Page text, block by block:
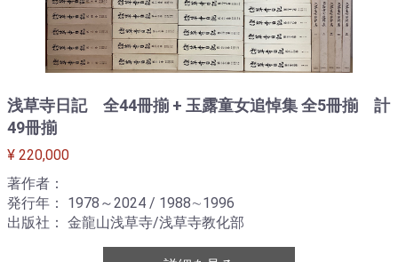
浅草寺日記 全44冊揃 + 玉露童女追悼集 全5冊揃 計
49冊揃
¥ 220,000
著作者：
発行年： 1978～2024 / 1988∼1996
出版社： 金龍山浅草寺/浅草寺教化部